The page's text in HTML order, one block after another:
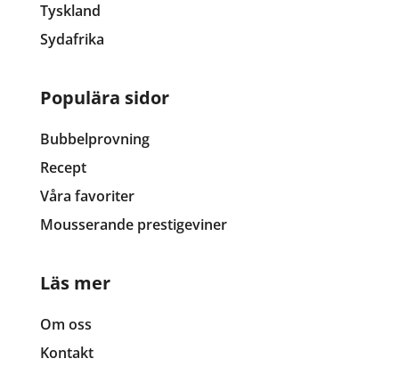
Tyskland
Sydafrika
Populära sidor
Bubbelprovning
Recept
Våra favoriter
Mousserande prestigeviner
Läs mer
Om oss
Kontakt